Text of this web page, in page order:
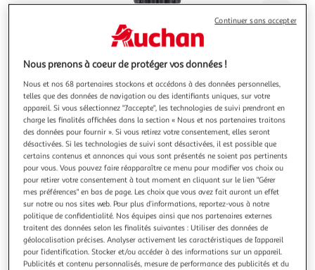
à
100
le
Illustration
précédente
Illustration
suivante
Livraison offerte
MOBOT
Bouteille de sport - mobot - fonction 2 en 1 rouleau de
massage - noir
La bouteille mobot 1,2 L est la parfaite combinaison entre
hydratation et récupération musculaire. Enveloppée d'un
rouleau de mousse vous permettant d'étirer et d'assouplir
vos muscles pour récuperer.
En savoir +
Vendu par All my Garden
Nous prenons à coeur de protéger vos données !
Nous et nos 68 partenaires stockons et accédons à des données personnelles,
telles que des données de navigation ou des identifiants uniques, sur votre
appareil. Si vous sélectionnez "J'accepte", les technologies de suivi prendront en
charge les finalités affichées dans la section « Nous et nos partenaires traitons
des données pour fournir ». Si vous retirez votre consentement, elles seront
désactivées. Si les technologies de suivi sont désactivées, il est possible que
certains contenus et annonces qui vous sont présentés ne soient pas pertinents
pour vous. Vous pouvez faire réapparaître ce menu pour modifier vos choix ou
pour retirer votre consentement à tout moment en cliquant sur le lien "Gérer
mes préférences" en bas de page. Les choix que vous avez fait auront un effet
sur notre ou nos sites web. Pour plus d’informations, reportez-vous à notre
politique de confidentialité. Nos équipes ainsi que nos partenaires externes
traitent des données selon les finalités suivantes : Utiliser des données de
géolocalisation précises. Analyser activement les caractéristiques de l’appareil
pour l’identification. Stocker et/ou accéder à des informations sur un appareil.
Publicités et contenu personnalisés, mesure de performance des publicités et du
Continuer sans accepter